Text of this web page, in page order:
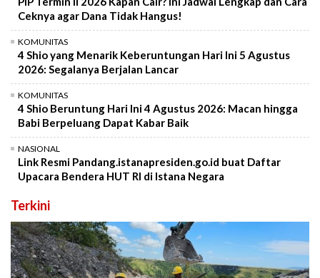
Ceknya agar Dana Tidak Hangus!
KOMUNITAS
4 Shio yang Menarik Keberuntungan Hari Ini 5 Agustus
2026: Segalanya Berjalan Lancar
KOMUNITAS
4 Shio Beruntung Hari Ini 4 Agustus 2026: Macan hingga
Babi Berpeluang Dapat Kabar Baik
NASIONAL
Link Resmi Pandang.istanapresiden.go.id buat Daftar
Upacara Bendera HUT RI di Istana Negara
Terkini